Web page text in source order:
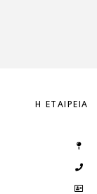
Η ΕΤΑΙΡΕΊΑ